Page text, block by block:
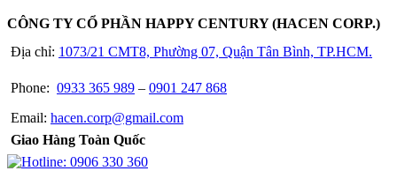
CÔNG TY CỔ PHẦN HAPPY CENTURY (HACEN CORP.)
Địa chỉ: 1073/21 CMT8, Phường 07, Quận Tân Bình, TP.HCM.
Phone: 0933 365 989 – 0901 247 868
Email: hacen.corp@gmail.com
Giao Hàng Toàn Quốc